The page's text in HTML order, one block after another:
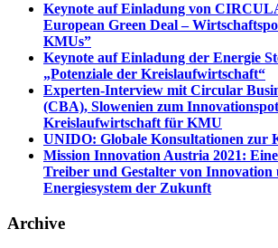
Keynote auf Einladung von
European Green Deal –
KMUs”
Keynote auf Einladung der Energie
„Potenziale der Kreislaufwirtschaft“
Experten-Interview mit Circular
(CBA), Slowenien zum
Kreislaufwirtschaft für KMU
UNIDO: Globale Konsultationen zur
Mission Innovation Austria 2021:
Treiber und Gestalter von Innovation
Energiesystem der Zukunft
Archive